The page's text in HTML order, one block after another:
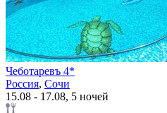
Чеботаревъ 4*
Россия, Сочи
15.08 - 17.08, 5 ночей